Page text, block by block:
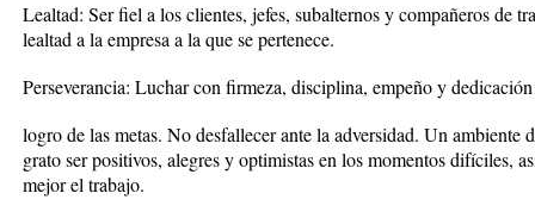
Lealtad: Ser fiel a los clientes, jefes, subalternos y compañeros de
lealtad a la empresa a la que se pertenece.
Perseverancia: Luchar con firmeza, disciplina, empeño y
logro de las metas. No desfallecer ante la adversidad. Un ambiente
grato ser positivos, alegres y optimistas en los momentos difíciles,
mejor el trabajo.